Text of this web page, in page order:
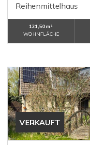
Reihenmittelhaus
121,50 m²
WOHNFLÄCHE
VERKAUFT